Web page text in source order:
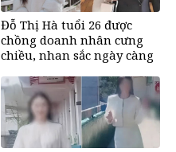
Đỗ Thị Hà tuổi 26 được
chồng doanh nhân cưng
chiều, nhan sắc ngày càng